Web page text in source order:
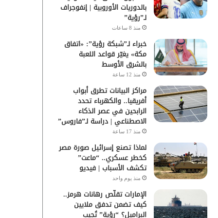
بالدوريات الأوروبية | إنفوجراف
لـ”رؤية”
منذ 8 ساعات
خبراء لـ”شبكة رؤية”: «اتفاق
مكة» يغيّر قواعد اللعبة
بالشرق الأوسط
منذ 12 ساعة
مراكز البيانات تطرق أبواب
أفريقيا.. والكهرباء تحدد
الرابحين في عصر الذكاء
الاصطناعي | دراسة لـ”فاروس”
منذ 17 ساعة
لماذا تصنع إسرائيل صورة مصر
كخطر عسكري.. “ماعت”
تكشف الأسباب | فيديو
منذ يوم واحد
الإمارات تقلّص رهانات هرمز..
كيف تضمن تدفق ملايين
البراميل؟ “رؤية” تُجيب